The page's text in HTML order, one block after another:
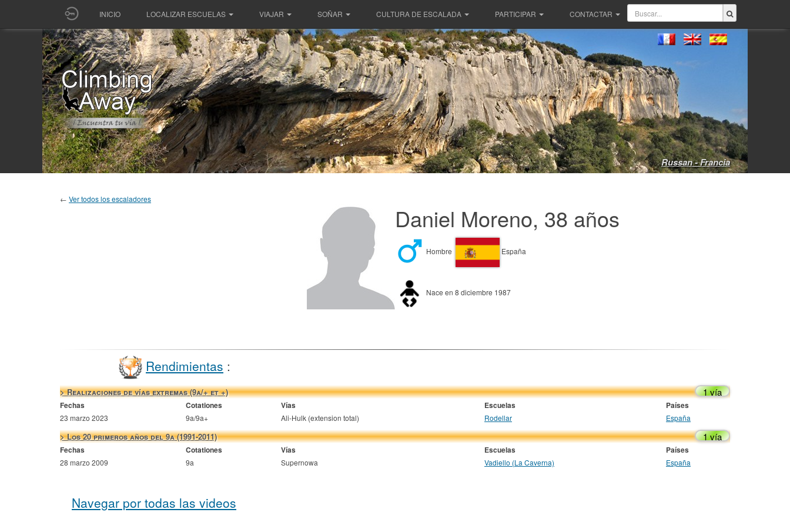
INICIO LOCALIZAR ESCUELAS VIAJAR SOÑAR CULTURA DE ESCALADA PARTICIPAR CONTACTAR
Russan - Francia
← Ver todos los escaladores
Daniel Moreno, 38 años
Hombre España
Nace en 8 diciembre 1987
Rendimientas :
> Realizaciones de vías extremas (9a/+ et +) 1 vía
Fechas Cotationes Vías Escuelas Países
23 marzo 2023 9a/9a+ Ali-Hulk (extension total) Rodellar España
> Los 20 primeros años del 9a (1991-2011) 1 vía
Fechas Cotationes Vías Escuelas Países
28 marzo 2009 9a Supernowa Vadiello (La Caverna) España
Navegar por todas las videos